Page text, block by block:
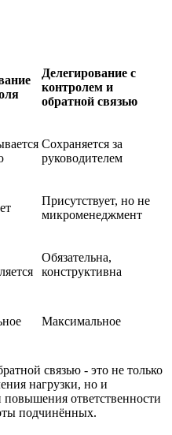
Делегирование с
контролем и
обратной связью
Сохраняется за
руководителем​
Присутствует, но не
микроменеджмент
Обязательна,
конструктивна​
Максимальное​
связью - это не только
нагрузки, но и
ответственности
подчинённых.